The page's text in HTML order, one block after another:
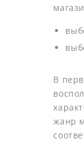
В
жанр